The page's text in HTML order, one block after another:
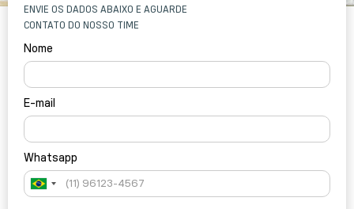
ENVIE OS DADOS ABAIXO E AGUARDE
CONTATO DO NOSSO TIME
Nome
E-mail
Whatsapp
Brazil